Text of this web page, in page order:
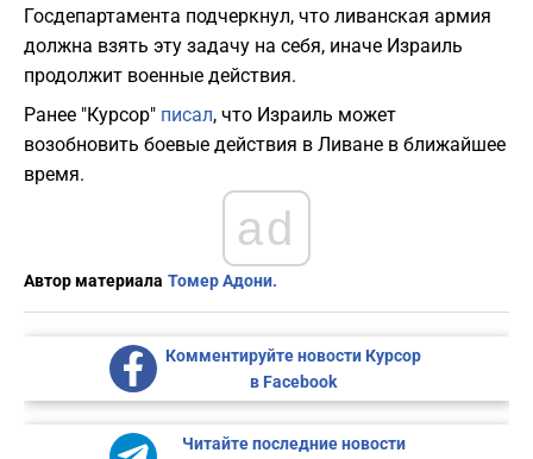
Госдепартамента подчеркнул, что ливанская армия
должна взять эту задачу на себя, иначе Израиль
продолжит военные действия.
Ранее "Курсор" писал, что Израиль может
возобновить боевые действия в Ливане в ближайшее
время.
ad
Автор материала Томер Адони.
Комментируйте новости Курсор
в Facebook
Читайте последние новости